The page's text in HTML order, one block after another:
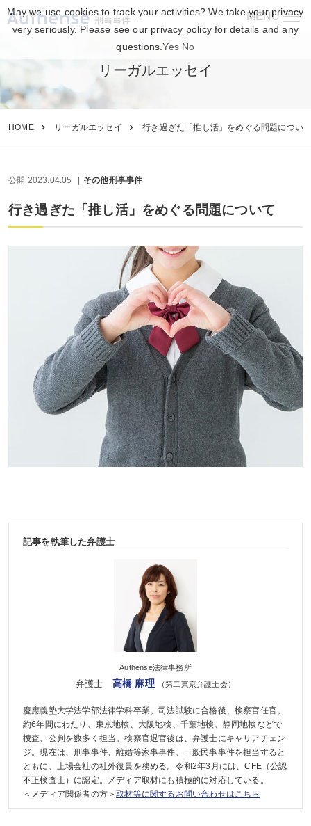
MENU
刑事事件
リーガルエッセイ
HOME リーガルエッセイ 行き過ぎた「推し活」をめぐる問題につい
公開 2023.04.05 その他刑事事件
行き過ぎた「推し活」をめぐる問題について
記事を執筆した弁護士
Authense法律事務所
弁護士 高橋 麻理 （第二東京弁護士会）
慶應義塾大学法学部法律学科卒業。司法試験に合格後、検察官任官。
約6年間にわたり、東京地検、大阪地検、千葉地検、静岡地検などで
捜査、公判を数多く担当。検察官退官後は、弁護士にキャリアチェン
ジ。現在は、刑事事件、離婚等家事事件、一般民事事件を担当すると
ともに、上場会社の社外役員を務める。令和2年3月には、CFE（公認
不正検査士）に認定。メディア取材にも積極的に対応している。
＜メディア関係者の方＞取材等に関するお問い合わせはこちら
May we use cookies to track your activities? We take your privacy
very seriously. Please see our privacy policy for details and any
questions.Yes No